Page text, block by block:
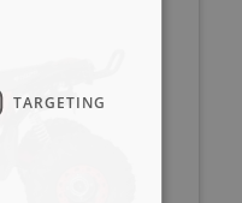
TARGETING